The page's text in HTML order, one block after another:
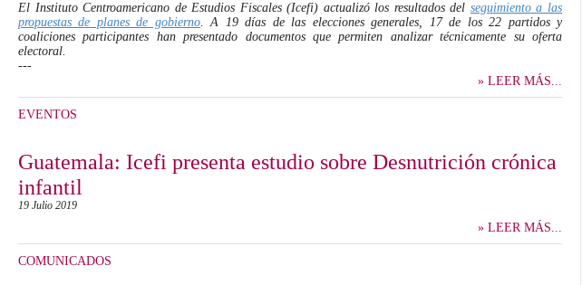
El Instituto Centroamericano de Estudios Fiscales (Icefi) actualizó los resultados del seguimientoa las
propuestas de planes de gobierno. A 19 días de las elecciones generales, 17 de los 22 partidos y
coaliciones participantes han presentado documentos que permiten analizar técnicamente su oferta
electoral.
---
» LEER MÁS...
EVENTOS
Guatemala: Icefi presenta estudio sobre Desnutrición crónica
infantil
19 Julio 2019
» LEER MÁS...
COMUNICADOS